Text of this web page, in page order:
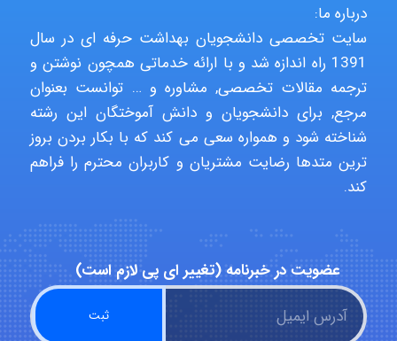
Alirez0990
hosein abdolvand
Kati
درباره ما:
سایت تخصصی دانشجویان بهداشت حرفه ای در سال
1391 راه اندازه شد و با ارائه خدماتی همچون نوشتن و
ترجمه مقالات تخصصی, مشاوره و … توانست بعنوان
مرجع, برای دانشجویان و دانش آموختگان این رشته
شناخته شود و همواره سعی می کند که با بکار بردن بروز
ترین متدها رضایت مشتریان و کاربران محترم را فراهم
کند.
عضویت در خبرنامه (تغییر ای پی لازم است)